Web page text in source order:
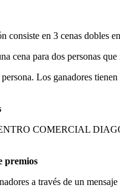
consiste en 3 cenas
cena para dos personas
Los ganadores
COMERCIAL
premios
a través de un